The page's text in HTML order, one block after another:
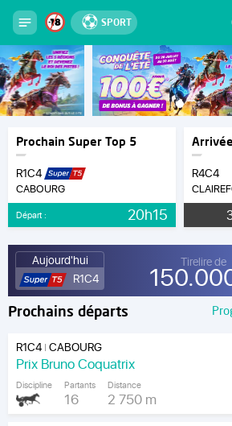
SPORT
Prochain Super Top 5
R1C4
CABOURG
Départ : 20h15
R4C4
Aujourd'hui
R1C4
Tirelire de
Prochains départs
R1C4|CABOURG
Prix Bruno Coquatrix
Discipline Partants
16
Distance
2 750 m